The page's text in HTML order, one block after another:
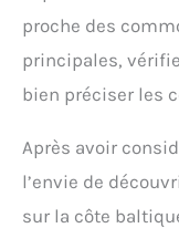
proche des
principales,
bien préciser les
Après avoir
l’envie de
sur la côte